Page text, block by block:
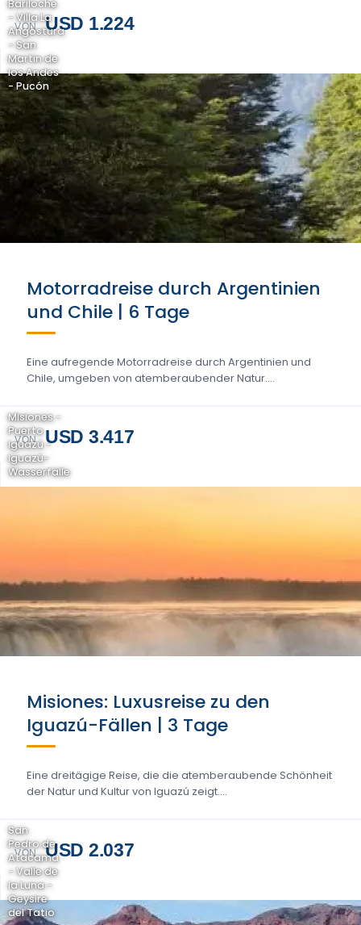
VON USD 1.224
Bariloche
- Villa La
Angostura
- San
Martin de
los Andes
- Pucón
Motorradreise durch Argentinien
und Chile | 6 Tage
Eine aufregende Motorradreise durch Argentinien und
Chile, umgeben von atemberaubender Natur....
VON USD 3.417
Misiones -
Puerto
Iguazú -
Iguazú-
Wasserfälle
Misiones: Luxusreise zu den
Iguazú-Fällen | 3 Tage
Eine dreitägige Reise, die die atemberaubende Schönheit
der Natur und Kultur von Iguazú zeigt....
VON USD 2.037
San
Pedro de
Atacama
- Valle de
la Luna -
Geysire
del Tatio